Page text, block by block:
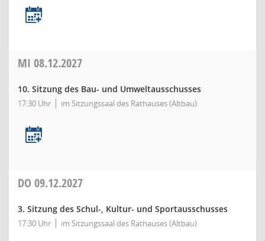
MI 08.12.2027
10. Sitzung des Bau- und Umweltausschusses
17:30 Uhr im Sitzungssaal des Rathauses (Altbau)
DO 09.12.2027
3. Sitzung des Schul-, Kultur- und Sportausschusses
17:30 Uhr im Sitzungssaal des Rathauses (Altbau)